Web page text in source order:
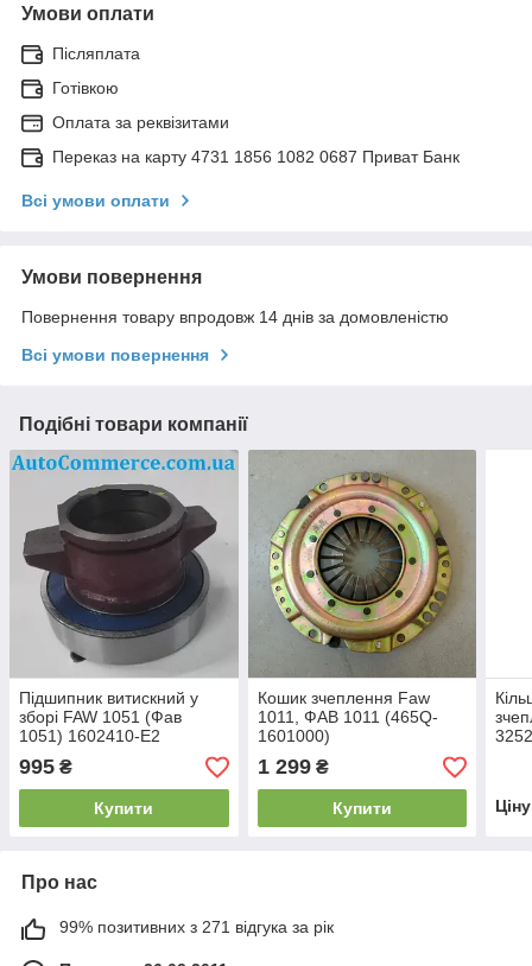
Умови оплати
Післяплата
Готівкою
Оплата за реквізитами
Переказ на карту 4731 1856 1082 0687 Приват Банк
Всі умови оплати
Умови повернення
Повернення товару впродовж 14 днів за домовленістю
Всі умови повернення
Подібні товари компанії
Підшипник витискний у
зборі FAW 1051 (Фав
1051) 1602410-Е2
995 ₴
Купити
Кошик зчеплення Faw
1011, ФАВ 1011 (465Q-
1601000)
1 299₴
Купити
Про нас
99% позитивних з 271 відгука за рік